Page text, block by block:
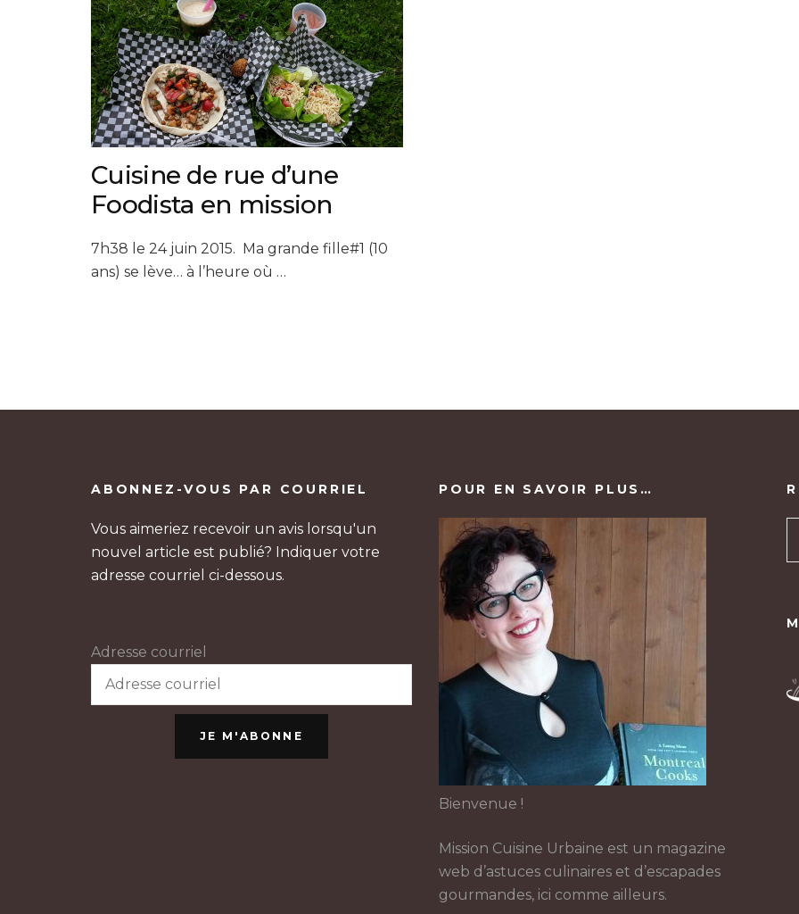
Cuisine de rue d’une
Foodista en mission
7h38 le 24 juin 2015. Ma grande fille#1 (10
ans) se lève… à l’heure où …
ABONNEZ-VOUS PAR COURRIEL
Vous aimeriez recevoir un avis lorsqu'un
nouvel article est publié? Indiquer votre
adresse courriel ci-dessous.
Adresse courriel
JE M'ABONNE
POUR EN SAVOIR PLUS…
Bienvenue !
Mission Cuisine Urbaine est un magazine
web d’astuces culinaires et d’escapades
gourmandes, ici comme ailleurs.